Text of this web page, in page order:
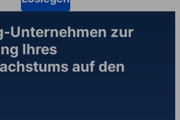
Unternehmen zur
Ihres
auf den